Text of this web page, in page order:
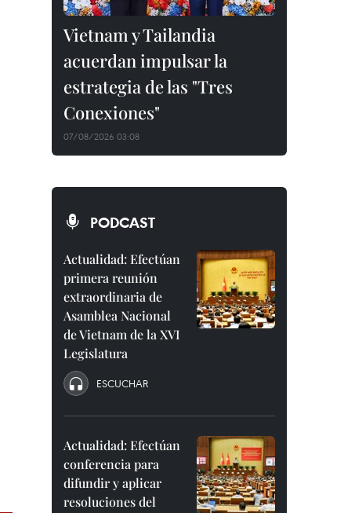
Vietnam y Tailandia
acuerdan impulsar la
estrategia de las "Tres
Conexiones"
07/08/2026 03:08
PODCAST
Actualidad: Efectúan
primera reunión
extraordinaria de
Asamblea Nacional
de Vietnam de la XVI
Legislatura
ESCUCHAR
Actualidad: Efectúan
conferencia para
difundir y aplicar
resoluciones del